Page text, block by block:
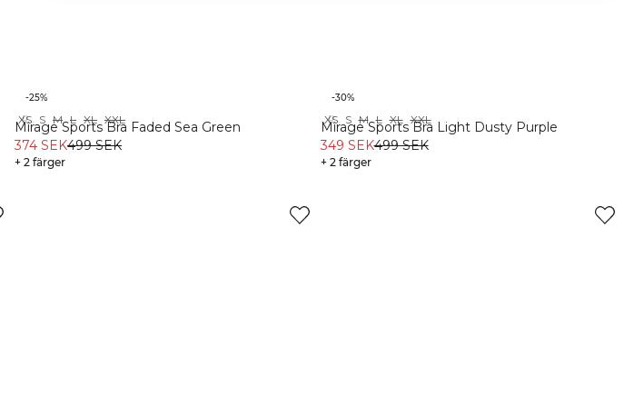
Recycled
-25%
XS S M L XL XXL
Mirage Sports Bra Faded Sea Green
374 SEK499 SEK
+ 2 färger
Recycled
-30%
XS S M L XL XXL
Mirage Sports Bra Light Dusty Purple
349 SEK499 SEK
+ 2 färger